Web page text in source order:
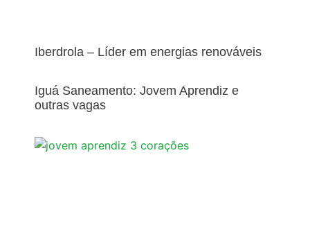
Iberdrola – Líder em energias renováveis
Iguá Saneamento: Jovem Aprendiz e
outras vagas